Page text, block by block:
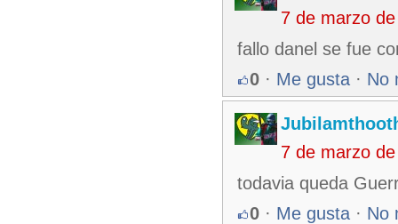
7 de marzo
fallo danel se fue
0 · Me gusta · No
7 de marzo
todavia queda
0 · Me gusta · No